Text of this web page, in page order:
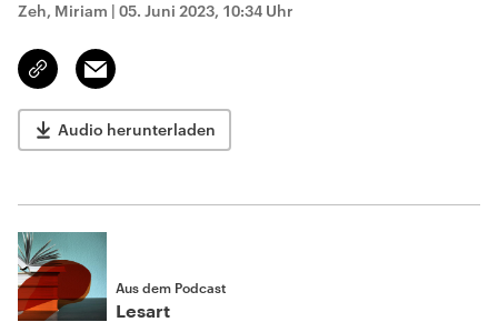
Zeh, Miriam | 05. Juni 2023, 10:34 Uhr
Link
kopieren/teilen
Email
Audio herunterladen
Aus dem Podcast
Lesart